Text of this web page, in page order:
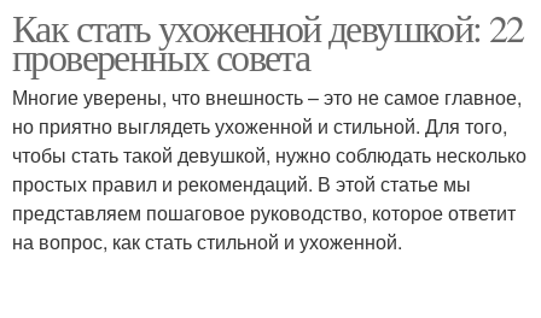
Как стать ухоженной девушкой: 22
проверенных совета
Многие уверены, что внешность – это не самое главное,
но приятно выглядеть ухоженной и стильной. Для того,
чтобы стать такой девушкой, нужно соблюдать несколько
простых правил и рекомендаций. В этой статье мы
представляем пошаговое руководство, которое ответит
на вопрос, как стать стильной и ухоженной.